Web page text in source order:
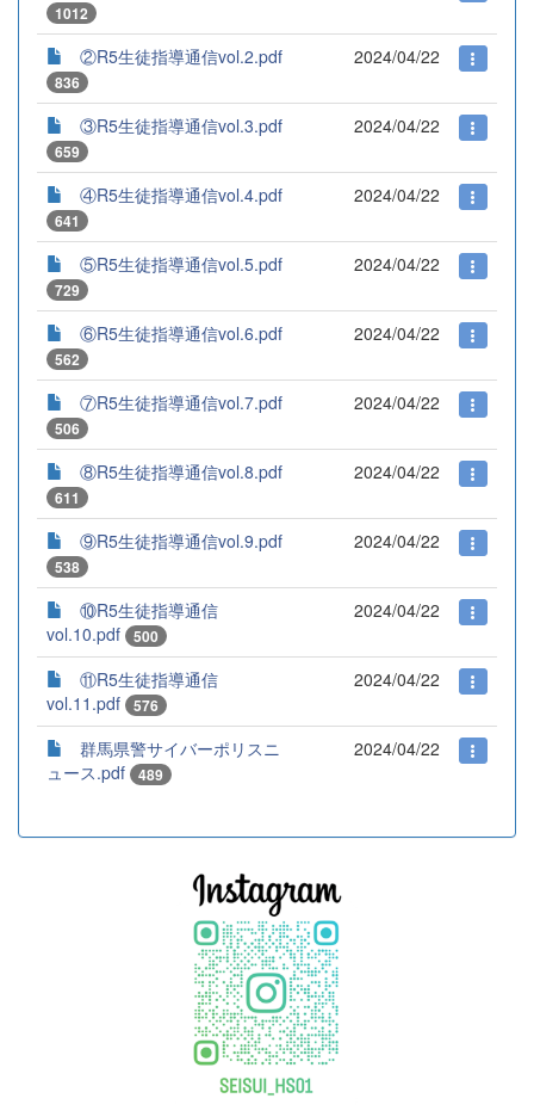
1012
②R5生徒指導通信vol.2.pdf
836
2024/04/22
③R5生徒指導通信vol.3.pdf
659
2024/04/22
④R5生徒指導通信vol.4.pdf
641
2024/04/22
⑤R5生徒指導通信vol.5.pdf
729
2024/04/22
⑥R5生徒指導通信vol.6.pdf
562
2024/04/22
⑦R5生徒指導通信vol.7.pdf
506
2024/04/22
⑧R5生徒指導通信vol.8.pdf
611
2024/04/22
⑨R5生徒指導通信vol.9.pdf
538
2024/04/22
⑩R5生徒指導通信
vol.10.pdf
500
2024/04/22
⑪R5生徒指導通信
vol.11.pdf
576
2024/04/22
群馬県警サイバーポリスニ
ュース.pdf
489
2024/04/22